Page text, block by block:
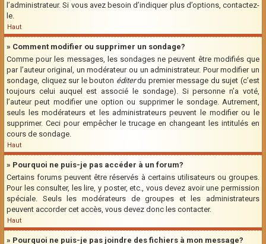
l’administrateur. Si vous avez besoin d’indiquer plus d’options, contactez-
le.
Haut
» Comment modifier ou supprimer un sondage?
Comme pour les messages, les sondages ne peuvent être modifiés que
par l’auteur original, un modérateur ou un administrateur. Pour modifier un
sondage, cliquez sur le bouton éditerdu premier message du sujet (c’est
toujours celui auquel est associé le sondage). Si personne n’a voté,
l’auteur peut modifier une option ou supprimer le sondage. Autrement,
seuls les modérateurs et les administrateurs peuvent le modifier ou le
supprimer. Ceci pour empêcher le trucage en changeant les intitulés en
cours de sondage.
Haut
» Pourquoi ne puis-je pas accéder à un forum?
Certains forums peuvent être réservés à certains utilisateurs ou groupes.
Pour les consulter, les lire, y poster, etc., vous devez avoir une permission
spéciale. Seuls les modérateurs de groupes et les administrateurs
peuvent accorder cet accès, vous devez donc les contacter.
Haut
» Pourquoi ne puis-je pas joindre des fichiers à mon message?